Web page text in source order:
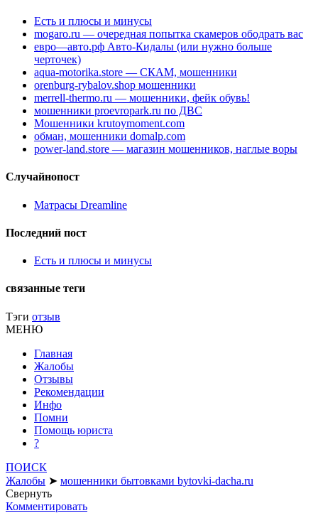
Есть и плюсы и минусы
mogaro.ru — очередная попытка скамеров ободрать вас
евро—авто.рф Авто-Кидалы (или нужно больше
черточек)
aqua-motorika.store — СКАМ, мошенники
orenburg-rybalov.shop мошенники
merrell-thermo.ru — мошенники, фейк обувь!
мошенники proevropark.ru по ДВС
Мошенники krutoymoment.com
обман, мошенники domalp.com
power-land.store — магазин мошенников, наглые воры
Случайнопост
Матрасы Dreamline
Последний пост
Есть и плюсы и минусы
связанные теги
Тэги отзыв
МЕНЮ
Главная
Жалобы
Отзывы
Рекомендации
Инфо
Помни
Помощь юриста
?
ПОИСК
Жалобы ➤ мошенники бытовками bytovki-dacha.ru
Свернуть
Комментировать